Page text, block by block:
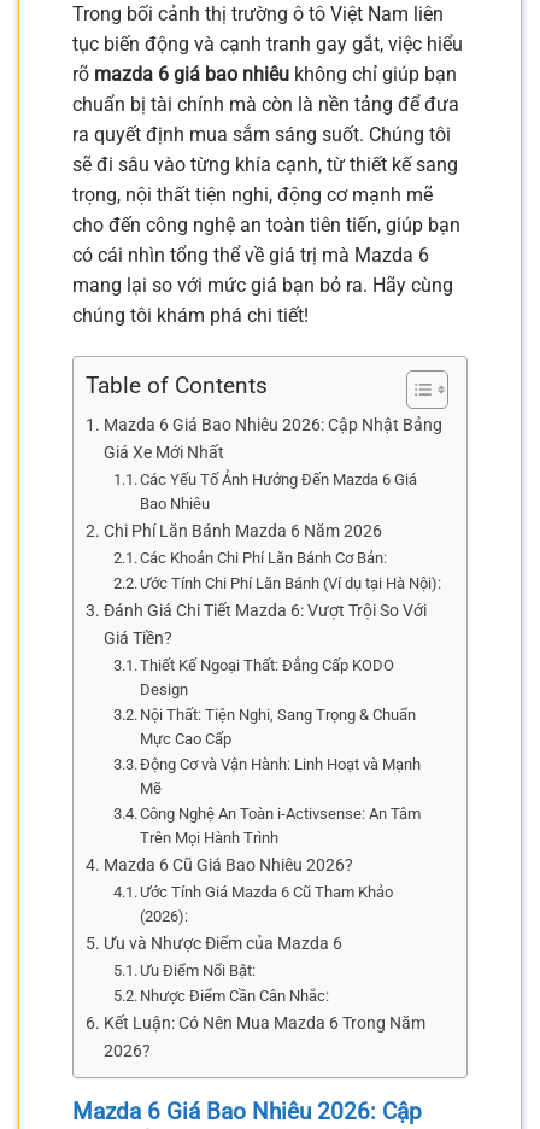
Trong bối cảnh thị trường ô tô Việt Nam liên
tục biến động và cạnh tranh gay gắt, việc hiểu
rõ mazda 6 giá bao nhiêu không chỉ giúp bạn
chuẩn bị tài chính mà còn là nền tảng để đưa
ra quyết định mua sắm sáng suốt. Chúng tôi
sẽ đi sâu vào từng khía cạnh, từ thiết kế sang
trọng, nội thất tiện nghi, động cơ mạnh mẽ
cho đến công nghệ an toàn tiên tiến, giúp bạn
có cái nhìn tổng thể về giá trị mà Mazda 6
mang lại so với mức giá bạn bỏ ra. Hãy cùng
chúng tôi khám phá chi tiết!
Table of Contents
Mazda 6 Giá Bao Nhiêu 2026: Cập Nhật Bảng
Giá Xe Mới Nhất
Các Yếu Tố Ảnh Hưởng Đến Mazda 6 Giá
Bao Nhiêu
Chi Phí Lăn Bánh Mazda 6 Năm 2026
Các Khoản Chi Phí Lăn Bánh Cơ Bản:
Ước Tính Chi Phí Lăn Bánh (Ví dụ tại Hà Nội):
Đánh Giá Chi Tiết Mazda 6: Vượt Trội So Với
Giá Tiền?
Thiết Kế Ngoại Thất: Đẳng Cấp KODO
Design
Nội Thất: Tiện Nghi, Sang Trọng & Chuẩn
Mực Cao Cấp
Động Cơ và Vận Hành: Linh Hoạt và Mạnh
Mẽ
Công Nghệ An Toàn i-Activsense: An Tâm
Trên Mọi Hành Trình
Mazda 6 Cũ Giá Bao Nhiêu 2026?
Ước Tính Giá Mazda 6 Cũ Tham Khảo
(2026):
Ưu và Nhược Điểm của Mazda 6
Ưu Điểm Nổi Bật:
Nhược Điểm Cần Cân Nhắc:
Kết Luận: Có Nên Mua Mazda 6 Trong Năm
2026?
Mazda 6 Giá Bao Nhiêu 2026: Cập